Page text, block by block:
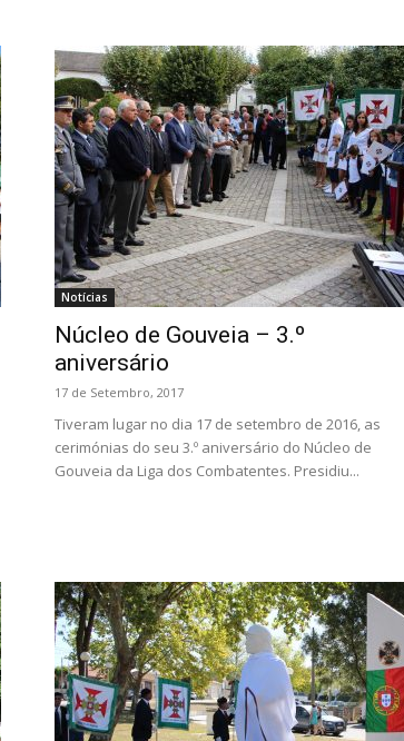
Notícias
Núcleo de Gouveia – 3.º
aniversário
17 de Setembro, 2017
Tiveram lugar no dia 17 de setembro de 2016, as
cerimónias do seu 3.º aniversário do Núcleo de
Gouveia da Liga dos Combatentes. Presidiu...